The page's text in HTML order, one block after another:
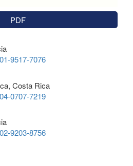
PDF
9517-7076
Costa Rica
0707-7219
9203-8756